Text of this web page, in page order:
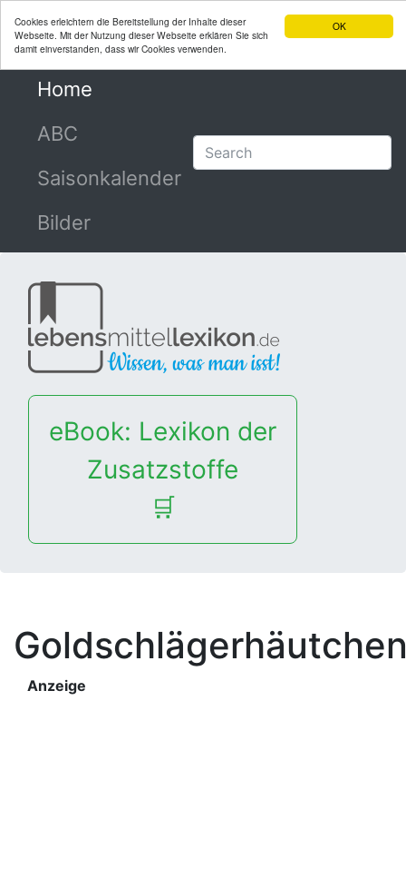
OK
Cookies erleichtern die Bereitstellung der Inhalte dieser
Webseite. Mit der Nutzung dieser Webseite erklären Sie sich
damit einverstanden, dass wir Cookies verwenden.
Home
ABC
Saisonkalender
Bilder
eBook: Lexikon der
Zusatzstoffe
🛒
Anzeige